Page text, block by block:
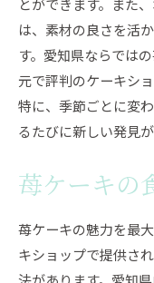
とができます。また
は、素材の良さを活
す。愛知県ならでは
元で評判のケーキシ
特に、季節ごとに変
るたびに新しい発見が
苺ケーキの
苺ケーキの魅力を最
キショップで提供さ